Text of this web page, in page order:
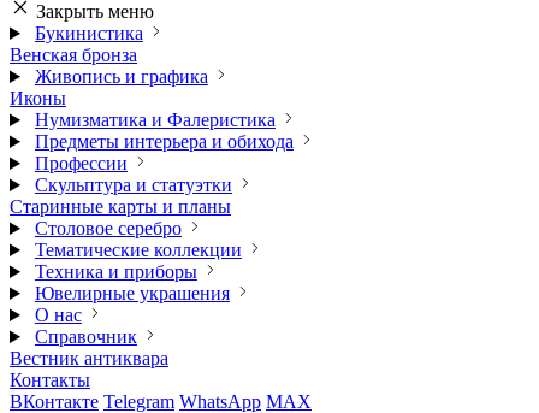
Закрыть меню
Букинистика
Венская бронза
Живопись и графика
Иконы
Нумизматика и Фалеристика
Предметы интерьера и обихода
Профессии
Скульптура и статуэтки
Старинные карты и планы
Столовое серебро
Тематические коллекции
Техника и приборы
Ювелирные украшения
О нас
Справочник
Вестник антиквара
Контакты
ВКонтакте Telegram WhatsApp MAX